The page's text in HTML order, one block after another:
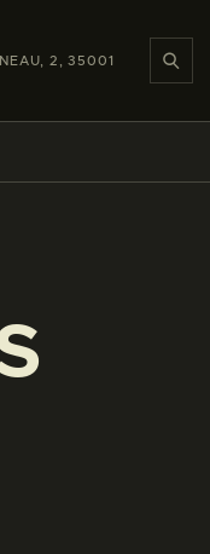
2, 35001